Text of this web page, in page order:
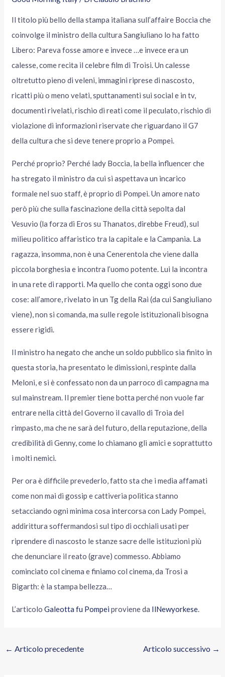
Il titolo più bello della stampa italiana sull’affaire Boccia che
coinvolge il ministro della cultura Sangiuliano lo ha fatto
Libero: Pareva fosse amore e invece …e invece era un
calesse, come recita il celebre film di Troisi. Un calesse
oltretutto pieno di veleni, immagini riprese di nascosto,
ricatti più o meno velati, sputtanamenti sui social e in tv,
documenti rivelati, rischio di reati come il peculato, rischio di
violazione di informazioni riservate che riguardano il G7
della cultura che si deve tenere proprio a Pompei.
Perché proprio? Perché lady Boccia, la bella influencer che
ha stregato il ministro da cui si aspettava un incarico
formale nel suo staff, è proprio di Pompei. Un amore nato
però più che sulla fascinazione della città sepolta dal
Vesuvio (la forza di Eros su Thanatos, direbbe Freud), sul
milieu politico affaristico tra la capitale e la Campania. La
ragazza, insomma, non è una Cenerentola che viene dalla
piccola borghesia e incontra l’uomo potente. Lui la incontra
in una rete di rapporti. Ma quello che conta oggi sono due
cose: all’amore, rivelato in un Tg della Rai (da cui Sangiuliano
viene), non si comanda, ma sulle regole istituzionali bisogna
essere rigidi.
Il ministro ha negato che anche un soldo pubblico sia finito in
questa storia, ha presentato le dimissioni, respinte dalla
Meloni, e si è confessato non da un parroco di campagna ma
sul mainstream. Il premier tiene botta perché non vuole far
entrare nella città del Governo il cavallo di Troia del
rimpasto, ma che ne sarà del futuro, della reputazione, della
credibilità di Genny, come lo chiamano gli amici e soprattutto
i molti nemici.
Per ora è difficile prevederlo, fatto sta che i media affamati
come non mai di gossip e cattiveria politica stanno
setacciando ogni minima cosa intercorsa con Lady Pompei,
addirittura soffermandosi sul tipo di occhiali usati per
riprendere di nascosto le stanze sacre delle istituzioni più
che denunciare il reato (grave) commesso. Abbiamo
cominciato col cinema e finiamo col cinema, da Trosi a
Bigarth: è la stampa bellezza…
L’articoloGaleotta fu Pompei proviene da IlNewyorkese.
← Articolo precedente Articolo successivo →